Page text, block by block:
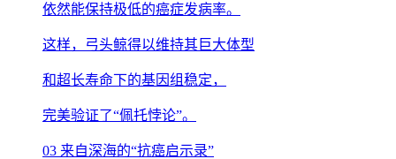
依然能保持极低的癌症发病率。
这样，弓头鲸得以维持其巨大体型
和超长寿命下的基因组稳定，
完美验证了“佩托悖论”。
03 来自深海的“抗癌启示录”